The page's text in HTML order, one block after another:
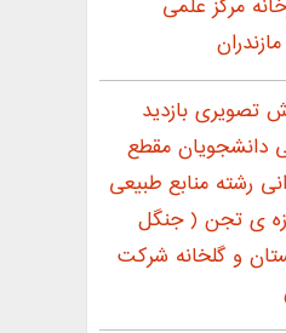
مرکز علمی
تصويری بازديد
دانشجويان مقطع
رشته منابع طبیعی
ی تجن ( جنگل
و گلخانه شرکت